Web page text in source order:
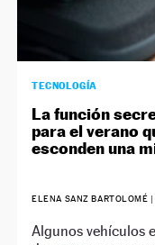
TECNOLOGÍA
La función
para el verano
esconden una
ELENA SANZ BARTOLOMÉ |
Algunos vehículos